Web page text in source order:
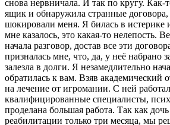
снова нервничала. И так по кругу. Как-
ящик и обнаружила странные
шокировали меня. Я билась в истерике
мне казалось, это какая-то нелепость.
начала разговор, достав все эти
призналась мне, что, да, у неё набрано
залезла в долги. Я незамедлительно
обратилась к вам. Взяв академический
на лечение от игромании. С ней
квалифицированные специалисты,
проделана большая работа. Так как
реабилитации только три месяца, мы